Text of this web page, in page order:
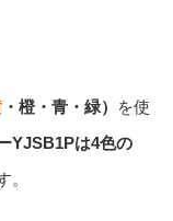
・橙・青・緑）
を使
YJSB1Pは4色の
。